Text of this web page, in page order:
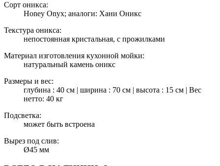
Сорт оникса:
Honey Onyx; аналоги: Хани Оникс
Текстура оникса:
непостоянная кристальная, с прожилками
Материал изготовления кухонной мойки:
натуральный камень оникс
Размеры и вес:
глубина : 40 см | ширина : 70 см | высота : 15 см | Вес
нетто: 40 кг
Подсветка:
может быть встроена
Вырез под слив:
Ø45 мм